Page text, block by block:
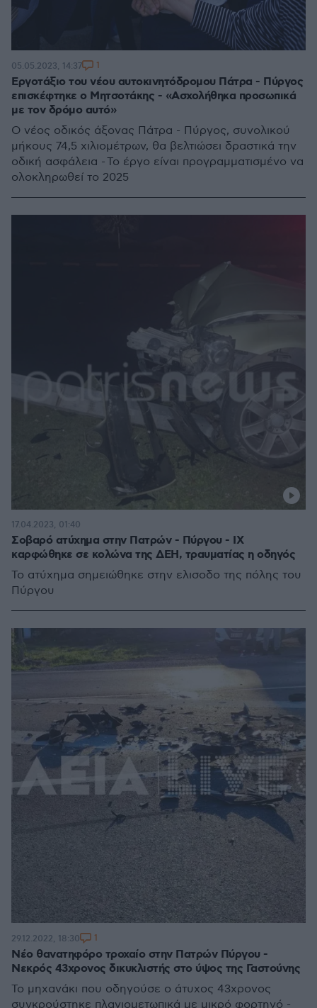
Εργοτάξιο του νέου αυτοκινητόδρομου Πάτρα - Πύργος
επισκέφτηκε ο Μητσοτάκης - «Ασχολήθηκα προσωπικά
με τον δρόμο αυτό»
Ο νέος οδικός άξονας Πάτρα - Πύργος, συνολικού
μήκους 74,5 χιλιομέτρων, θα βελτιώσει δραστικά την
οδική ασφάλεια - Το έργο είναι προγραμματισμένο να
ολοκληρωθεί το 2025
05.05.2023, 14:37 1
Σοβαρό ατύχημα στην Πατρών - Πύργου - ΙΧ
καρφώθηκε σε κολώνα της ΔΕΗ, τραυματίας η οδηγός
Το ατύχημα σημειώθηκε στην ελισοδο της πόλης του
Πύργου
17.04.2023, 01:40
Νέο θανατηφόρο τροχαίο στην Πατρών Πύργου -
Νεκρός 43χρονος δικυκλιστής στο ύψος της Γαστούνης
Το μηχανάκι που οδηγούσε ο άτυχος 43χρονος
συγκρούστηκε πλαγιομετωπικά με μικρό φορτηγό -
29.12.2022, 18:30 1